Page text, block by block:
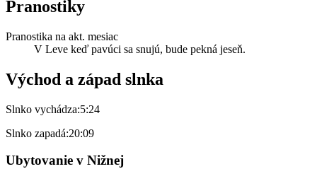
Pranostiky
Pranostika na akt. mesiac
V Leve keď pavúci sa snujú, bude pekná jeseň.
Východ a západ slnka
Slnko vychádza:5:24
Slnko zapadá:20:09
Ubytovanie v Nižnej